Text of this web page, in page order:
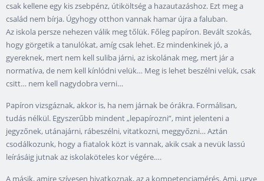
csak kellene egy kis zsebpénz, útiköltség a hazautazáshoz. Ezt meg a
család nem bírja. Úgyhogy otthon vannak hamar újra a faluban.
Az iskola persze nehezen válik meg tőlük. Főleg papíron. Bevált szokás,
hogy görgetik a tanulókat, amíg csak lehet. Ez mindenkinek jó, a
gyereknek, mert nem kell suliba járni, az iskolának meg, mert jár a
normatíva, de nem kell kínlódni velük… Meg is lehet beszélni velük, csak
csitt… nem kell nagydobra verni…
Papíron vizsgáznak, akkor is, ha nem járnak be órákra. Formálisan,
tudás nélkül. Egyszerűbb mindent „lepapírozni”, mint jelenteni a
jegyzőnek, utánajárni, rábeszélni, vitatkozni, meggyőzni… Aztán
csodálkozunk, hogy a fiatalok közt is vannak, akik csak a nevük lassú
leírásáig jutnak az iskolaköteles kor végére….